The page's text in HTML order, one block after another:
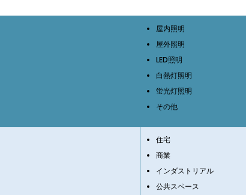
屋内照明
屋外照明
LED照明
白熱灯照明
蛍光灯照明
その他
住宅
商業
インダストリアル
公共スペース